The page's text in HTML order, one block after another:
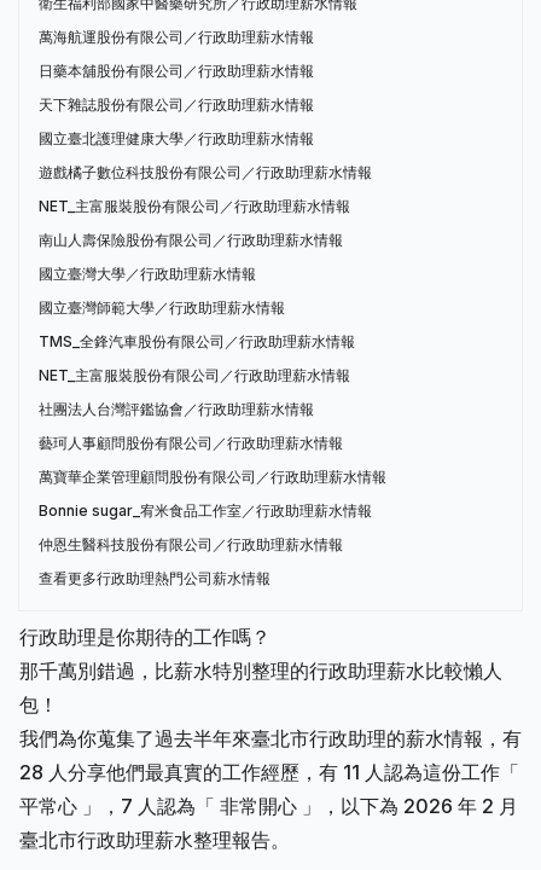
萬海航運股份有限公司／行政助理薪水情報
日藥本舖股份有限公司／行政助理薪水情報
天下雜誌股份有限公司／行政助理薪水情報
國立臺北護理健康大學／行政助理薪水情報
遊戲橘子數位科技股份有限公司／行政助理薪水情報
NET_主富服裝股份有限公司／行政助理薪水情報
南山人壽保險股份有限公司／行政助理薪水情報
國立臺灣大學／行政助理薪水情報
國立臺灣師範大學／行政助理薪水情報
TMS_全鋒汽車股份有限公司／行政助理薪水情報
NET_主富服裝股份有限公司／行政助理薪水情報
社團法人台灣評鑑協會／行政助理薪水情報
藝珂人事顧問股份有限公司／行政助理薪水情報
萬寶華企業管理顧問股份有限公司／行政助理薪水情報
Bonnie sugar_宥米食品工作室／行政助理薪水情報
仲恩生醫科技股份有限公司／行政助理薪水情報
查看更多行政助理熱門公司薪水情報
行政助理是你期待的工作嗎？
那千萬別錯過，比薪水特別整理的行政助理薪水比較懶人
包！
我們為你蒐集了過去半年來臺北市行政助理的薪水情報，有
28 人分享他們最真實的工作經歷，有 11 人認為這份工作「
平常心 」，7 人認為「 非常開心 」，以下為 2026 年 2 月
臺北市行政助理薪水整理報告。